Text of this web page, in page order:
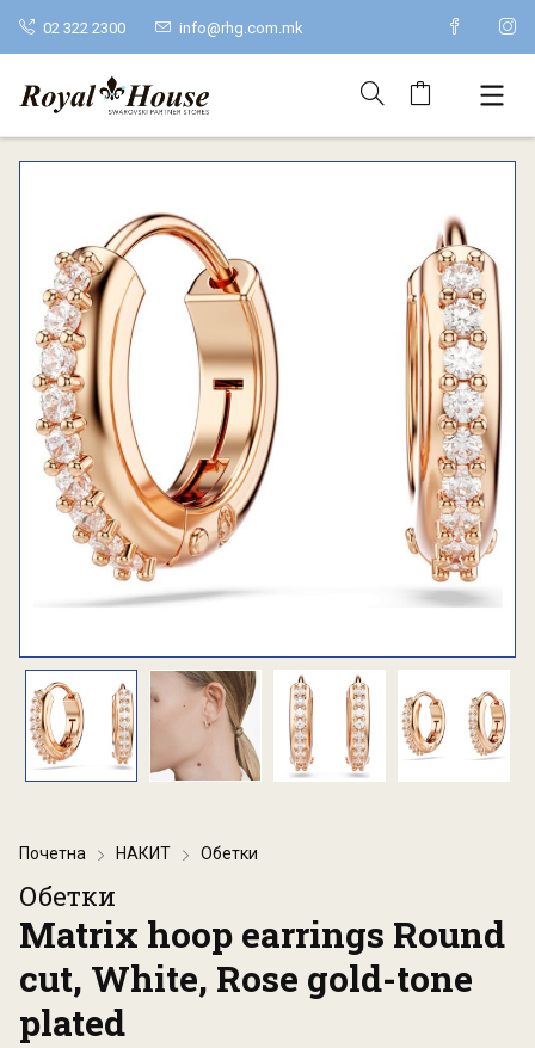
02 322 2300 info@rhg.com.mk
Почетна НАКИТ Обетки
Обетки
Matrix hoop earrings Round
cut, White, Rose gold-tone
plated